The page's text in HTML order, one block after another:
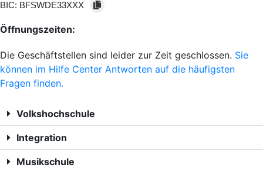
BIC: BFSWDE33XXX
Öffnungszeiten:
Die Geschäftstellen sind leider zur Zeit geschlossen. Sie
können im Hilfe Center Antworten auf die häufigsten
Fragen finden.
Volkshochschule
Integration
Musikschule